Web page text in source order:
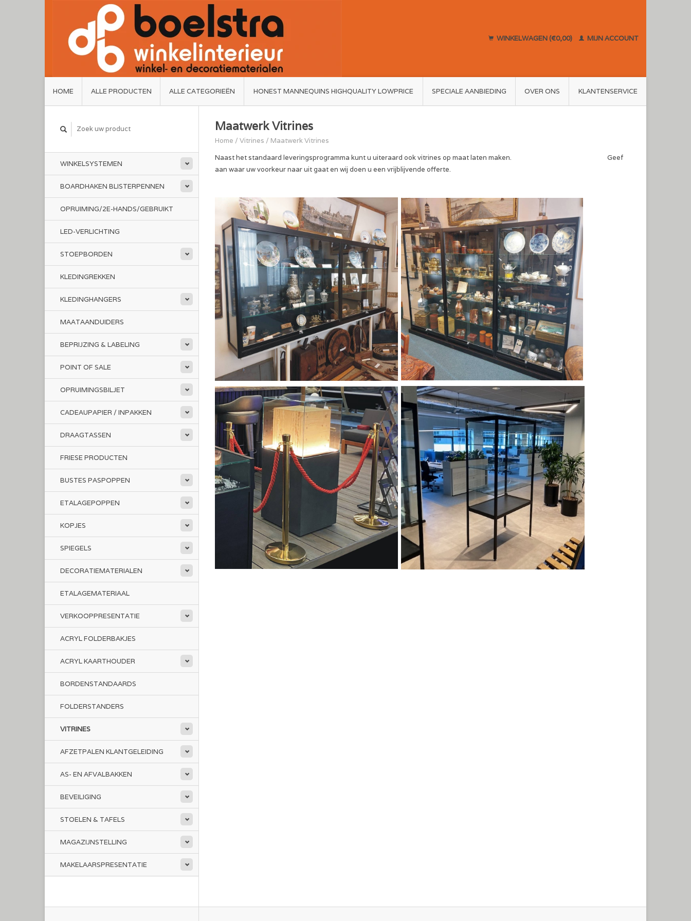
WINKELWAGEN (€0,00) MIJN ACCOUNT
HOME ALLE PRODUCTEN ALLE CATEGORIEËN HONEST MANNEQUINS HIGHQUALITY LOWPRICE SPECIALE AANBIEDING OVER ONS KLANTENSERVICE
WINKELSYSTEMEN
BOARDHAKEN BLISTERPENNEN
OPRUIMING/2E-HANDS/GEBRUIKT
LED-VERLICHTING
STOEPBORDEN
KLEDINGREKKEN
KLEDINGHANGERS
MAATAANDUIDERS
BEPRIJZING & LABELING
POINT OF SALE
OPRUIMINGSBILJET
CADEAUPAPIER / INPAKKEN
DRAAGTASSEN
FRIESE PRODUCTEN
BUSTES PASPOPPEN
ETALAGEPOPPEN
KOPJES
SPIEGELS
DECORATIEMATERIALEN
ETALAGEMATERIAAL
VERKOOPPRESENTATIE
ACRYL FOLDERBAKJES
ACRYL KAARTHOUDER
BORDENSTANDAARDS
FOLDERSTANDERS
VITRINES
AFZETPALEN KLANTGELEIDING
AS- EN AFVALBAKKEN
BEVEILIGING
STOELEN & TAFELS
MAGAZIJNSTELLING
MAKELAARSPRESENTATIE
Maatwerk Vitrines
Home / Vitrines / Maatwerk Vitrines
Naast het standaard leveringsprogramma kunt u uiteraard ook vitrines op maat laten maken. Geef
aan waar uw voorkeur naar uit gaat en wij doen u een vrijblijvende offerte.